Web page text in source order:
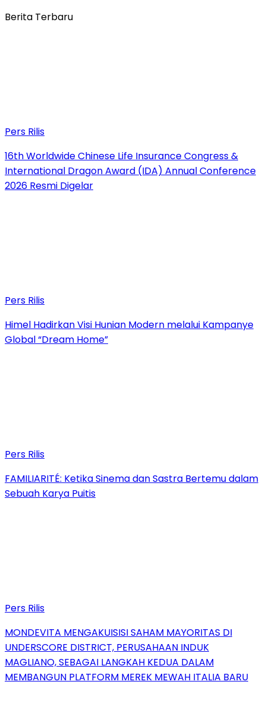
Berita Terbaru
Pers Rilis
16th Worldwide Chinese Life Insurance Congress &
International Dragon Award (IDA) Annual Conference
2026 Resmi Digelar
Pers Rilis
Himel Hadirkan Visi Hunian Modern melalui Kampanye
Global “Dream Home”
Pers Rilis
FAMILIARITÉ: Ketika Sinema dan Sastra Bertemu dalam
Sebuah Karya Puitis
Pers Rilis
MONDEVITA MENGAKUISISI SAHAM MAYORITAS DI
UNDERSCORE DISTRICT, PERUSAHAAN INDUK
MAGLIANO, SEBAGAI LANGKAH KEDUA DALAM
MEMBANGUN PLATFORM MEREK MEWAH ITALIA BARU